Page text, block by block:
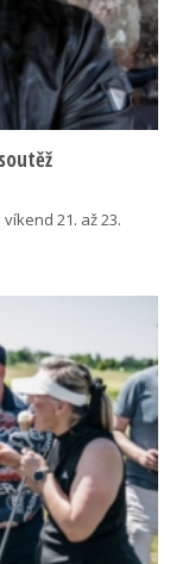
21. až 23.